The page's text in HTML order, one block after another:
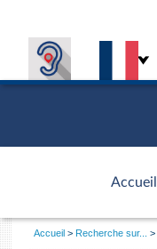
Accueil
d'accueil
Vous
Accueil Recherche sur...